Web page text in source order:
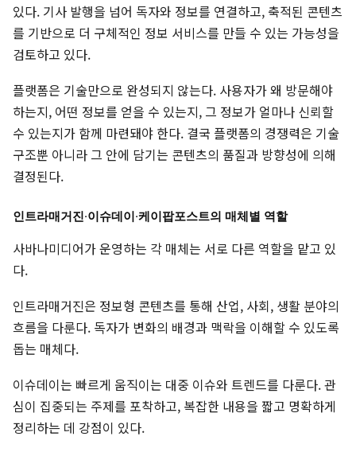
있다. 기사 발행을 넘어 독자와 정보를 연결하고, 축적된 콘텐츠
를 기반으로 더 구체적인 정보 서비스를 만들 수 있는 가능성을
검토하고 있다.
플랫폼은 기술만으로 완성되지 않는다. 사용자가 왜 방문해야
하는지, 어떤 정보를 얻을 수 있는지, 그 정보가 얼마나 신뢰할
수 있는지가 함께 마련돼야 한다. 결국 플랫폼의 경쟁력은 기술
구조뿐 아니라 그 안에 담기는 콘텐츠의 품질과 방향성에 의해
결정된다.
인트라매거진·이슈데이·케이팝포스트의 매체별 역할
사바나미디어가 운영하는 각 매체는 서로 다른 역할을 맡고 있
다.
인트라매거진은 정보형 콘텐츠를 통해 산업, 사회, 생활 분야의
흐름을 다룬다. 독자가 변화의 배경과 맥락을 이해할 수 있도록
돕는 매체다.
이슈데이는 빠르게 움직이는 대중 이슈와 트렌드를 다룬다. 관
심이 집중되는 주제를 포착하고, 복잡한 내용을 짧고 명확하게
정리하는 데 강점이 있다.